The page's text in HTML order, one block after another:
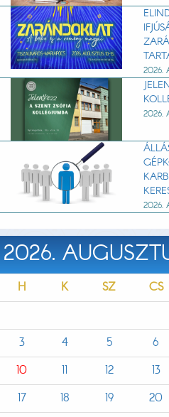
2026.
2026.
2026.
2026.
H K SZ CS
3
4 5 6
10
11 12 13
17
18 19 20